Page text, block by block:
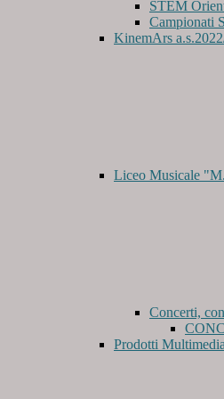
STEM
Campionati
KinemArs
Liceo Musicale
Concerti,
Prodotti